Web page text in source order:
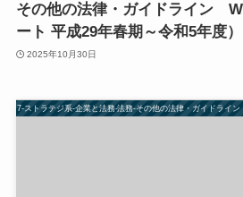
その他の法律・ガイドライン
ート 平成29年春期～令和5年度）
2025年10月30日
07-ストラテジ系-企業と法務-法務-その他の法律・ガイドライ